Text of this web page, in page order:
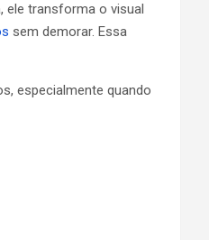
ele transforma o visual
sem demorar. Essa
especialmente quando